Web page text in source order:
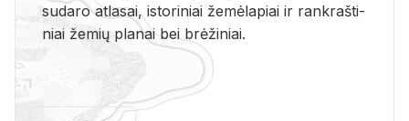
su­da­ro at­la­sai, is­to­ri­niai že­mė­la­piai ir rank­raš­ti­
niai že­mių pla­nai bei brė­ži­niai.